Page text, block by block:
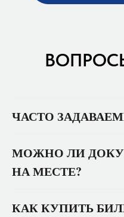
ЧАСТО
МОЖНО ЛИ
НА МЕСТЕ?
КАК КУПИТЬ